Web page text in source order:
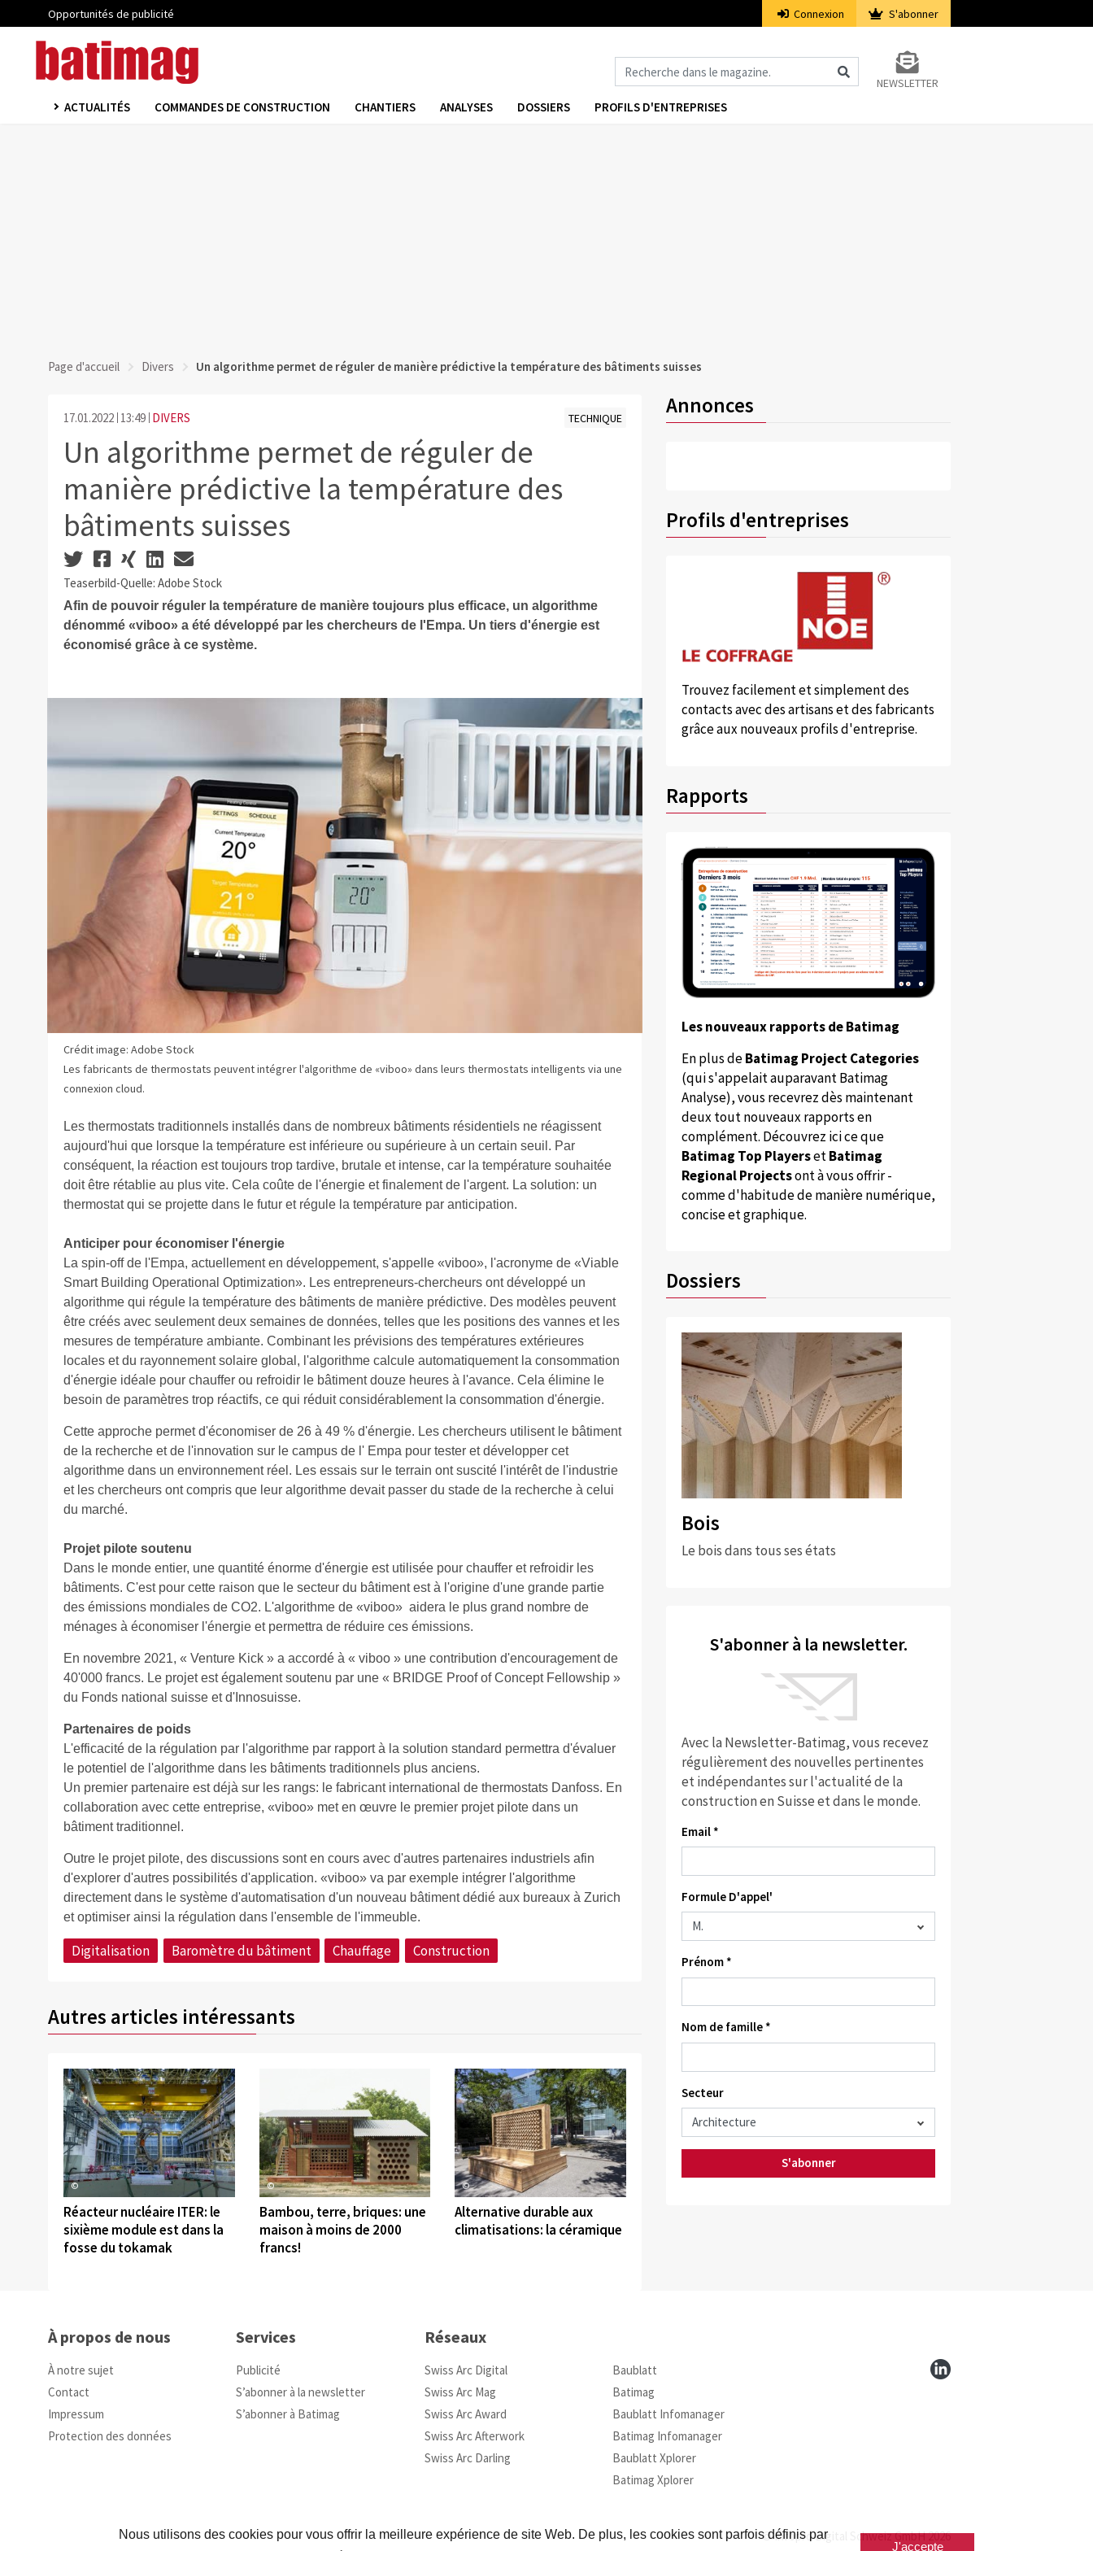
Nous utilisons des cookies pour vous offrir la meilleure expérience de site Web. De plus, les cookies sont parfois définis par
J'accepte
Opportunités de publicité Connexion S'abonner
NEWSLETTER
ACTUALITÉS COMMANDES DE CONSTRUCTION CHANTIERS ANALYSES DOSSIERS PROFILS D'ENTREPRISES
Page d'accueil Divers Un algorithme permet de réguler de manière prédictive la température des bâtiments suisses
17.01.2022 13:49 DIVERS TECHNIQUE
Un algorithme permet de réguler de
manière prédictive la température des
bâtiments suisses
Teaserbild-Quelle: Adobe Stock
Afin de pouvoir réguler la température de manière toujours plus efficace, un algorithme
dénommé «viboo» a été développé par les chercheurs de l'Empa. Un tiers d'énergie est
économisé grâce à ce système.
Crédit image: Adobe Stock
Les fabricants de thermostats peuvent intégrer l'algorithme de «viboo» dans leurs thermostats intelligents via une
connexion cloud.
Les thermostats traditionnels installés dans de nombreux bâtiments résidentiels ne réagissent
aujourd'hui que lorsque la température est inférieure ou supérieure à un certain seuil. Par
conséquent, la réaction est toujours trop tardive, brutale et intense, car la température souhaitée
doit être rétablie au plus vite. Cela coûte de l'énergie et finalement de l'argent. La solution: un
thermostat qui se projette dans le futur et régule la température par anticipation.
Anticiper pour économiser l'énergie
La spin-off de l'Empa, actuellement en développement, s'appelle «viboo», l'acronyme de «Viable
Smart Building Operational Optimization». Les entrepreneurs-chercheurs ont développé un
algorithme qui régule la température des bâtiments de manière prédictive. Des modèles peuvent
être créés avec seulement deux semaines de données, telles que les positions des vannes et les
mesures de température ambiante. Combinant les prévisions des températures extérieures
locales et du rayonnement solaire global, l'algorithme calcule automatiquement la consommation
d'énergie idéale pour chauffer ou refroidir le bâtiment douze heures à l'avance. Cela élimine le
besoin de paramètres trop réactifs, ce qui réduit considérablement la consommation d'énergie.
Cette approche permet d'économiser de 26 à 49 % d'énergie. Les chercheurs utilisent le bâtiment
de la recherche et de l'innovation sur le campus de l' Empa pour tester et développer cet
algorithme dans un environnement réel. Les essais sur le terrain ont suscité l'intérêt de l'industrie
et les chercheurs ont compris que leur algorithme devait passer du stade de la recherche à celui
du marché.
Projet pilote soutenu
Dans le monde entier, une quantité énorme d'énergie est utilisée pour chauffer et refroidir les
bâtiments. C'est pour cette raison que le secteur du bâtiment est à l'origine d'une grande partie
des émissions mondiales de CO2. L'algorithme de «viboo» aidera le plus grand nombre de
ménages à économiser l'énergie et permettra de réduire ces émissions.
En novembre 2021, « Venture Kick » a accordé à « viboo » une contribution d'encouragement de
40'000 francs. Le projet est également soutenu par une « BRIDGE Proof of Concept Fellowship »
du Fonds national suisse et d'Innosuisse.
Partenaires de poids
L'efficacité de la régulation par l'algorithme par rapport à la solution standard permettra d'évaluer
le potentiel de l'algorithme dans les bâtiments traditionnels plus anciens.
Un premier partenaire est déjà sur les rangs: le fabricant international de thermostats Danfoss. En
collaboration avec cette entreprise, «viboo» met en œuvre le premier projet pilote dans un
bâtiment traditionnel.
Outre le projet pilote, des discussions sont en cours avec d'autres partenaires industriels afin
d'explorer d'autres possibilités d'application. «viboo» va par exemple intégrer l'algorithme
directement dans le système d'automatisation d'un nouveau bâtiment dédié aux bureaux à Zurich
et optimiser ainsi la régulation dans l'ensemble de l'immeuble.
Digitalisation Baromètre du bâtiment Chauffage Construction
Autres articles intéressants
©
Réacteur nucléaire ITER: le
sixième module est dans la
fosse du tokamak
©
Bambou, terre, briques: une
maison à moins de 2000
francs!
©
Alternative durable aux
climatisations: la céramique
Annonces
Profils d'entreprises
Trouvez facilement et simplement des
contacts avec des artisans et des fabricants
grâce aux nouveaux profils d'entreprise.
Rapports
Les nouveaux rapports de Batimag
En plus deBatimag Project Categories
(qui s'appelait auparavant Batimag
Analyse), vous recevrez dès maintenant
deux tout nouveaux rapports en
complément. Découvrez ici ce que
Batimag Top PlayersetBatimag
Regional Projectsont à vous offrir -
comme d'habitude de manière numérique,
concise et graphique.
Dossiers
Bois
Le bois dans tous ses états
S'abonner à la newsletter.
Avec la Newsletter-Batimag, vous recevez
régulièrement des nouvelles pertinentes
et indépendantes sur l'actualité de la
construction en Suisse et dans le monde.
Email *
Formule D'appel'
Prénom *
Nom de famille *
Secteur
S'abonner
À propos de nous
À notre sujet
Contact
Impressum
Protection des données
Services
Publicité
S’abonner à la newsletter
S’abonner à Batimag
Réseaux
Swiss Arc Digital
Swiss Arc Mag
Swiss Arc Award
Swiss Arc Afterwork
Swiss Arc Darling
Baublatt
Batimag
Baublatt Infomanager
Batimag Infomanager
Baublatt Xplorer
Batimag Xplorer
© Infopro Digital Schweiz GmbH 2026